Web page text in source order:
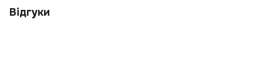
Відгуки